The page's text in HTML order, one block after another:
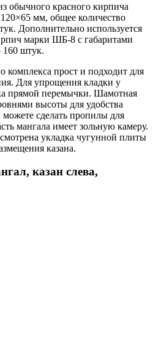
обычного красного кирпича
мм, общее количество
Дополнительно используется
марки ШБ-8 с габаритами
160 штук.
комплекса прост и подходит для
Для упрощения кладки у
прямой перемычки. Шамотная
высоты для удобства
сделать пропилы для
мангала имеет зольную камеру.
укладка чугунной плиты
казана.
казан слева,